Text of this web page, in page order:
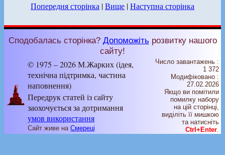
Попередня сторінка |Вище |Наступна сторінка
Сподобалась сторінка? Допоможіть розвитку нашого
сайту!
© 1975 – 2026 М.Жарких (ідея,
технічна підтримка, частина
наповнення)
Передрук статей із сайту
заохочується за дотримання
умов використання
Сайт живе на Смереці
Число завантажень :
1 372
Модифіковано :
27.02.2026
Якщо ви помітили
помилку набору
на цiй сторiнцi,
видiлiть її мишкою
та натисніть
Ctrl+Enter.